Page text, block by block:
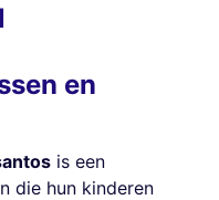
en
is een
die hun kinderen